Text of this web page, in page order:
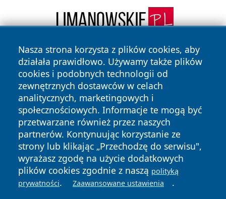
Nasza strona korzysta z plików cookies, aby
działała prawidłowo. Używamy także plików
cookies i podobnych technologii od
zewnętrznych dostawców w celach
analitycznych, marketingowych i
społecznościowych. Informacje te mogą być
przetwarzane również przez naszych
partnerów. Kontynuując korzystanie ze
strony lub klikając „Przechodzę do serwisu",
wyrażasz zgodę na użycie dodatkowych
plików cookies zgodnie z naszą polityką
prywatności. Zaawansowane ustawienia .
Copyright © 2026 katowicelove.pl Wszystkie prawa
zastrzeżone.
News Autorzy
Polityka
Prywatności
Polityka
Cookies